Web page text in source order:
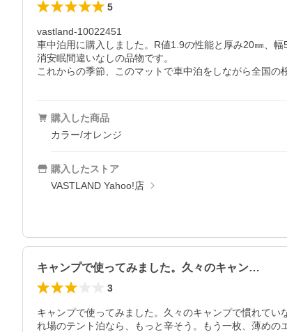
5
vastland-10022451
車中泊用に購入しました。R値1.9の性能と厚み20㎜、
消安眠間違いなしの品物です。
これからの季節、このマットで車中泊をしながら全国の
購入した商品
カラー/オレンジ
購入したストア
VASTLAND Yahoo!店
キャンプで使ってみました。久々のキャン…
3
キャンプで使ってみました。久々のキャンプで慣れて
れ場のテント泊なら、もっと辛そう。もう一枚、薄めの